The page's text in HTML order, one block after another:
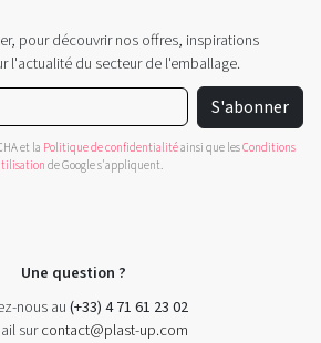
pour découvrir nos offres, inspirations
l'actualité du secteur de l'emballage.
S'abonner
et la Politique de confidentialitéainsi que lesConditions
de Google s'appliquent.
Une question ?
nous au(+33) 4 71 61 23 02
surcontact@plast-up.com